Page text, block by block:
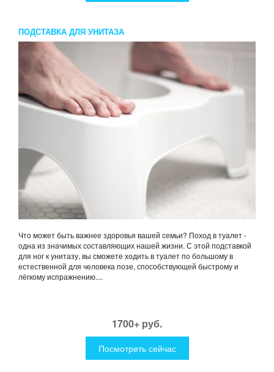
ПОДСТАВКА ДЛЯ УНИТАЗА
Что может быть важнее здоровья вашей семьи? Поход в туалет -
одна из значимых составляющих нашей жизни. С этой подставкой
для ног к унитазу, вы сможете ходить в туалет по большому в
естественной для человека позе, способствующей быстрому и
лёгкому испражнению....
1700+ руб.
Посмотреть сейчас